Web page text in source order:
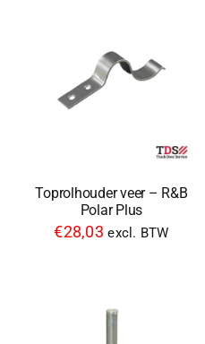
Toprolhouder veer – R&B
Polar Plus
€28,03 excl. BTW